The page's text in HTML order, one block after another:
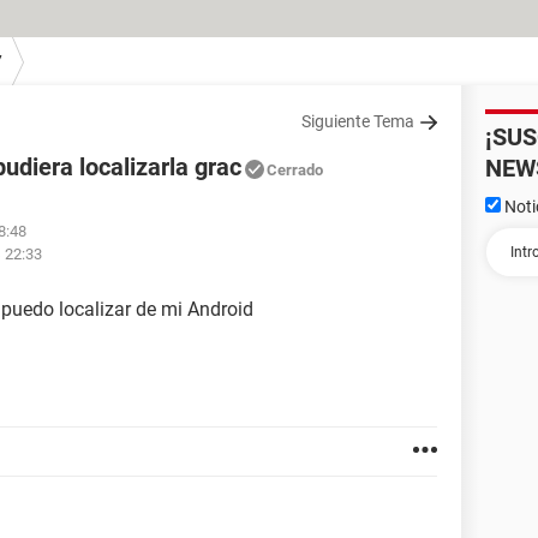
Siguiente Tema
localizarla grac Cerrado
22:33
localizar de mi Android